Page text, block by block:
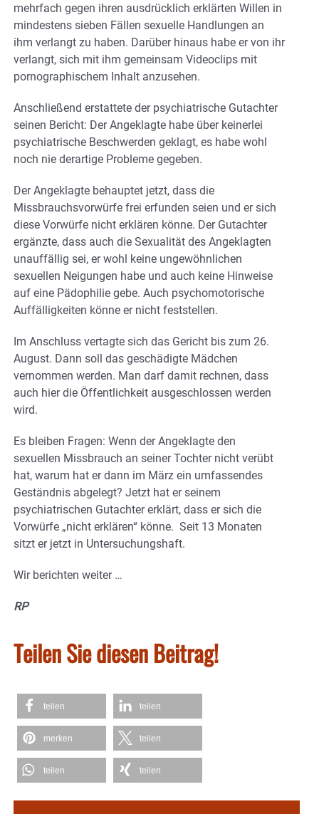
mehrfach gegen ihren ausdrücklich erklärten Willen in
mindestens sieben Fällen sexuelle Handlungen an
ihm verlangt zu haben. Darüber hinaus habe er von ihr
verlangt, sich mit ihm gemeinsam Videoclips mit
pornographischem Inhalt anzusehen.
Anschließend erstattete der psychiatrische Gutachter
seinen Bericht: Der Angeklagte habe über keinerlei
psychiatrische Beschwerden geklagt, es habe wohl
noch nie derartige Probleme gegeben.
Der Angeklagte behauptet jetzt, dass die
Missbrauchsvorwürfe frei erfunden seien und er sich
diese Vorwürfe nicht erklären könne. Der Gutachter
ergänzte, dass auch die Sexualität des Angeklagten
unauffällig sei, er wohl keine ungewöhnlichen
sexuellen Neigungen habe und auch keine Hinweise
auf eine Pädophilie gebe. Auch psychomotorische
Auffälligkeiten könne er nicht feststellen.
Im Anschluss vertagte sich das Gericht bis zum 26.
August. Dann soll das geschädigte Mädchen
vernommen werden. Man darf damit rechnen, dass
auch hier die Öffentlichkeit ausgeschlossen werden
wird.
Es bleiben Fragen: Wenn der Angeklagte den
sexuellen Missbrauch an seiner Tochter nicht verübt
hat, warum hat er dann im März ein umfassendes
Geständnis abgelegt? Jetzt hat er seinem
psychiatrischen Gutachter erklärt, dass er sich die
Vorwürfe „nicht erklären“ könne. Seit 13 Monaten
sitzt er jetzt in Untersuchungshaft.
Wir berichten weiter …
RP
Teilen Sie diesen Beitrag!
teilen teilen
merken teilen
teilen teilen